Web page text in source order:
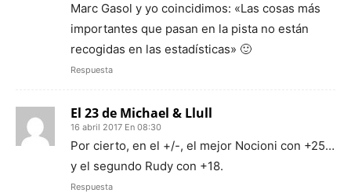
Marc Gasol y yo coincidimos: «Las cosas más
importantes que pasan en la pista no están
recogidas en las estadísticas» 🙂
Respuesta
El 23 de Michael & Llull
16 abril 2017 En 08:30
Por cierto, en el +/-, el mejor Nocioni con +25…
y el segundo Rudy con +18.
Respuesta